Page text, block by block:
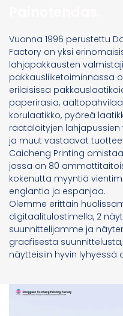
Vuonna 1996 perustettu
Factory on yksi
lahjapakkausten
pakkausliiketoiminnassa
erilaisissa
paperirasia,
korulaatikko, pyöreä
räätälöityjen lahjapussien
ja muut vastaavat
Caicheng Printing
jossa on 80
kokenutta myyntiä
englantia ja espanjaa.
Olemme erittäin
digitaalitulostimella, 2
suunnittelijamme ja
graafisesta
näytteisiin hyvin lyhyessä